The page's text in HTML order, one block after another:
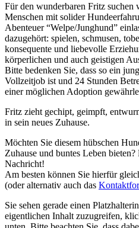
Für den wunderbaren Fritz suchen
Menschen mit solider
Abenteuer “Welpe/Junghund”
dazugehört: spielen, schmusen,
konsequente und liebevolle
körperlichen und auch geistigen
Bitte bedenken Sie, dass so ein
Vollzeitjob ist und 24 Stunden
einer möglichen Adoption
Fritz zieht gechipt, geimpft,
in sein neues Zuhause.
Möchten Sie diesem hübschen
Zuhause und buntes Leben
Nachricht!
Am besten können Sie hierfür
(oder alternativ auch das
Sie sehen gerade einen
eigentlichen Inhalt zuzugreifen,